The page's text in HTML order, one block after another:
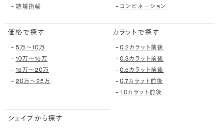
- 結婚指輪 - コンビネーション
価格で探す
- 5万〜10万
- 10万〜15万
- 15万〜20万
- 20万〜25万
カラットで探す
-0.2カラット前後
-0.3カラット前後
-0.5カラット前後
-0.7カラット前後
-1.0カラット前後
シェイプから探す